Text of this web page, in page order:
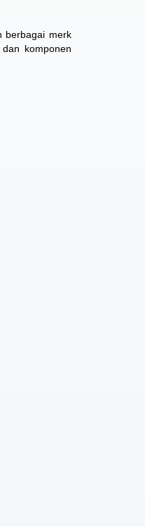
berbagai merk
komponen